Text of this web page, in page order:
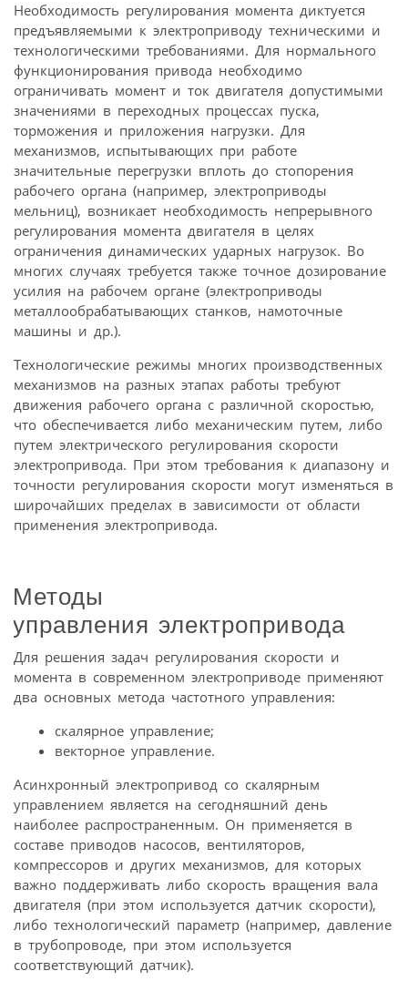
Необходимость регулирования момента диктуется
предъявляемыми к электроприводу техническими и
технологическими требованиями. Для нормального
функционирования привода необходимо
ограничивать момент и ток двигателя допустимыми
значениями в переходных процессах пуска,
торможения и приложения нагрузки. Для
механизмов, испытывающих при работе
значительные перегрузки вплоть до стопорения
рабочего органа (например, электроприводы
мельниц), возникает необходимость непрерывного
регулирования момента двигателя в целях
ограничения динамических ударных нагрузок. Во
многих случаях требуется также точное дозирование
усилия на рабочем органе (электроприводы
металлообрабатывающих станков, намоточные
машины и др.).
Технологические режимы многих производственных
механизмов на разных этапах работы требуют
движения рабочего органа с различной скоростью,
что обеспечивается либо механическим путем, либо
путем электрического регулирования скорости
электропривода. При этом требования к диапазону и
точности регулирования скорости могут изменяться в
широчайших пределах в зависимости от области
применения электропривода.
Методы
управления электропривода
Для решения задач регулирования скорости и
момента в современном электроприводе применяют
два основных метода частотного управления:
скалярное управление;
векторное управление.
Асинхронный электропривод со скалярным
управлением является на сегодняшний день
наиболее распространенным. Он применяется в
составе приводов насосов, вентиляторов,
компрессоров и других механизмов, для которых
важно поддерживать либо скорость вращения вала
двигателя (при этом используется датчик скорости),
либо технологический параметр (например, давление
в трубопроводе, при этом используется
соответствующий датчик).